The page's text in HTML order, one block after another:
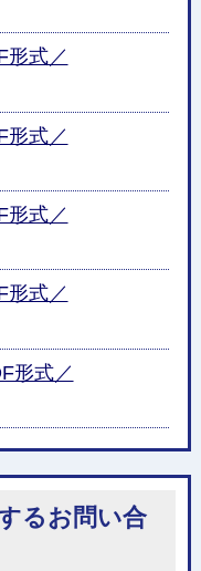
形式／
形式／
形式／
形式／
形式／
るお問い合